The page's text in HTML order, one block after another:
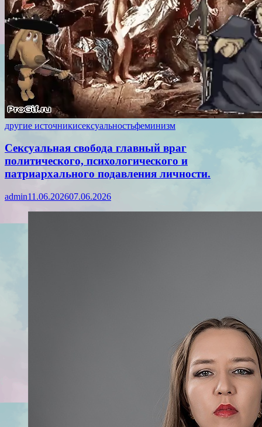
другие источникисексуальностьфеминизм
Сексуальная свобода главный враг
политического, психологического и
патриархального подавления личности.
admin11.06.202607.06.2026